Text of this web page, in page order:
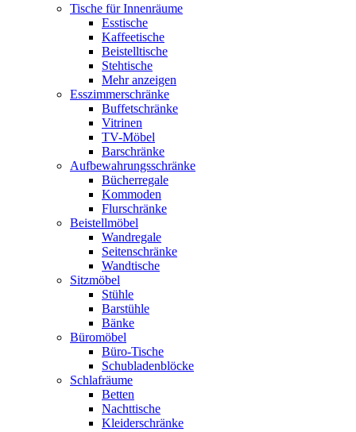
Tische für Innenräume
Esstische
Kaffeetische
Beistelltische
Stehtische
Mehr anzeigen
Esszimmerschränke
Buffetschränke
Vitrinen
TV-Möbel
Barschränke
Aufbewahrungsschränke
Bücherregale
Kommoden
Flurschränke
Beistellmöbel
Wandregale
Seitenschränke
Wandtische
Sitzmöbel
Stühle
Barstühle
Bänke
Büromöbel
Büro-Tische
Schubladenblöcke
Schlafräume
Betten
Nachttische
Kleiderschränke